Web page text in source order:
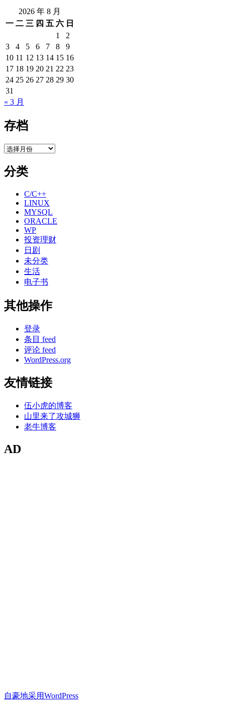
2026 年 8 月
一 二 三 四 五 六 日
1
2
3
4 5 6 7 8
9
10 11 12 13 14 15 16
17 18 19 20 21 22 23
24 25 26 27 28 29 30
31
« 3 月
存档
存
分类
C/C++
LINUX
MYSQL
ORACLE
WP
投资理财
日剧
未分类
生活
电子书
其他操作
登录
条目 feed
评论 feed
WordPress.org
友情链接
伍小虎的博客
山里来了攻城狮
老牛博客
AD
自豪地采用WordPress